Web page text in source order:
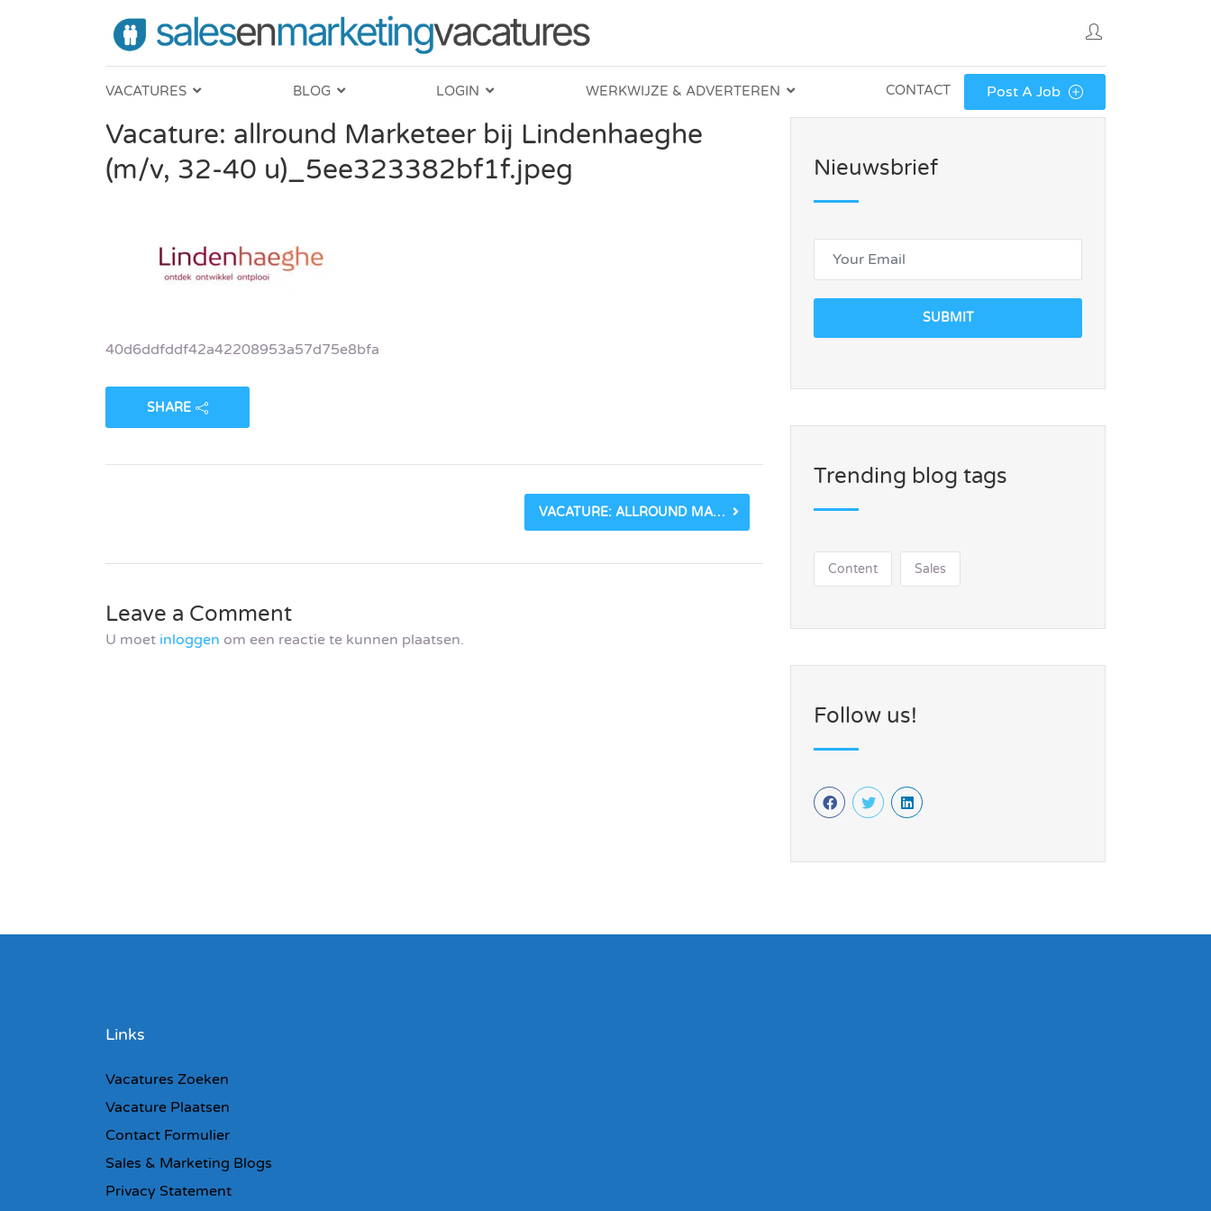
VACATURES BLOG LOGIN WERKWIJZE & ADVERTEREN CONTACT Post A Job
Vacature: allround Marketeer bij Lindenhaeghe
(m/v, 32-40 u)_5ee323382bf1f.jpeg
40d6ddfddf42a42208953a57d75e8bfa
SHARE
VACATURE: ALLROUND MARKETEER BIJ LINDENHAEGHE (M/V, 32-40 U)_5EE323382BF1F.JPEG
Leave a Comment
U moet inloggen om een reactie te kunnen plaatsen.
Nieuwsbrief
SUBMIT
Trending blog tags
Content Sales
Follow us!
Links
Vacatures Zoeken
Vacature Plaatsen
Contact Formulier
Sales & Marketing Blogs
Privacy Statement